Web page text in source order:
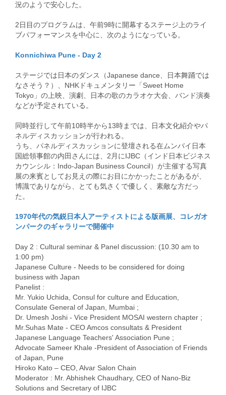
況のようで安心した。
2日目のプログラムは、午前9時に開幕するステージ上のライ
ブパフォーマンスを中心に、次のようになっている。
Konnichiwa Pune - Day 2
ステージでは日本のダンス（Japanese dance、日本舞踊では
なさそう？）、NHKドキュメンタリー「Sweet Home
Tokyo」の上映、演劇、日本の歌のカラオケ大会、バンド演奏
などが予定されている。
同時並行して午前10時半から13時までは、日本文化紹介やパ
ネルディスカッションが行われる。
うち、パネルディスカッションに登壇される在ムンバイ日本
国総領事館の内田さんには、2月にIJBC（インド日本ビジネス
カウンシル：Indo-Japan Business Council）が主催する写真
展の来賓としてお見えの際にお目にかかったことがあるが、
博識でありながら、とても気さくで優しく、素敵な方だっ
た。
1970年代の気鋭日本人アーティストによる版画展、コレガオ
ンパークのギャラリーで開催中
Day 2 : Cultural seminar & Panel discussion: (10.30 am to
1:00 pm)
Japanese Culture - Needs to be considered for doing
business with Japan
Panelist :
Mr. Yukio Uchida, Consul for culture and Education,
Consulate General of Japan, Mumbai ;
Dr. Umesh Joshi - Vice President MOSAI western chapter ;
Mr.Suhas Mate - CEO Amcos consultats & President
Japanese Language Teachers' Association Pune ;
Advocate Sameer Khale -President of Association of Friends
of Japan, Pune
Hiroko Kato – CEO, Alvar Salon Chain
Moderator : Mr. Abhishek Chaudhary, CEO of Nano-Biz
Solutions and Secretary of IJBC